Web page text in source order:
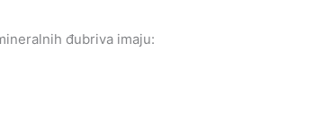
đubriva imaju: